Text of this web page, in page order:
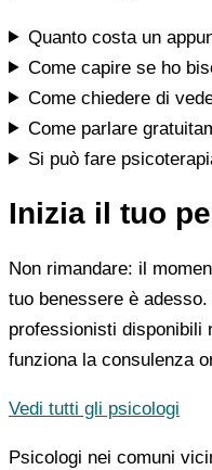
Quanto costa un
Come capire se ho
Come chiedere di
Come parlare
Si può fare
Inizia il tuo
Non rimandare: il
tuo benessere è
professionisti disponibili
funziona la consulenza
Vedi tutti gli psicologi
Psicologi nei comuni